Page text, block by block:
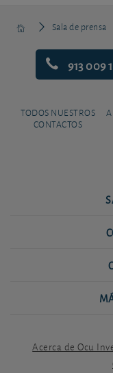
Sala de prensa
913 009
TODOS NUESTROS
CONTACTOS
Acerca de Ocu